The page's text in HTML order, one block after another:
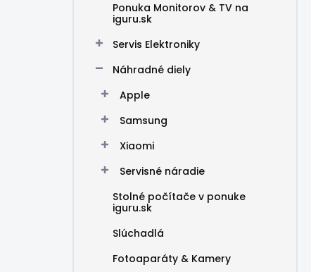
Ponuka Monitorov & TV na
iguru.sk
Servis Elektroniky
Náhradné diely
Apple
Samsung
Xiaomi
Servisné náradie
Stolné počítače v ponuke
iguru.sk
Slúchadlá
Fotoaparáty & Kamery